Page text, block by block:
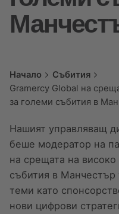
Начало
Събития
Gramercy Global на
за големи събития в
Нашият управляващ
беше модератор на
на срещата на
събития в Манчестър
теми като
нови цифрови